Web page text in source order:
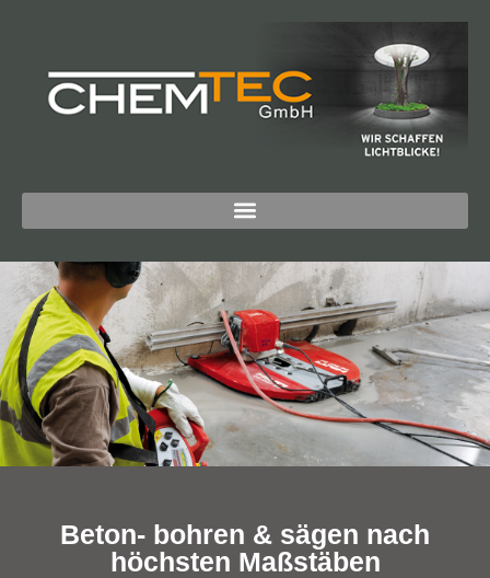
Beton- bohren & sägen nach
höchsten Maßstäben